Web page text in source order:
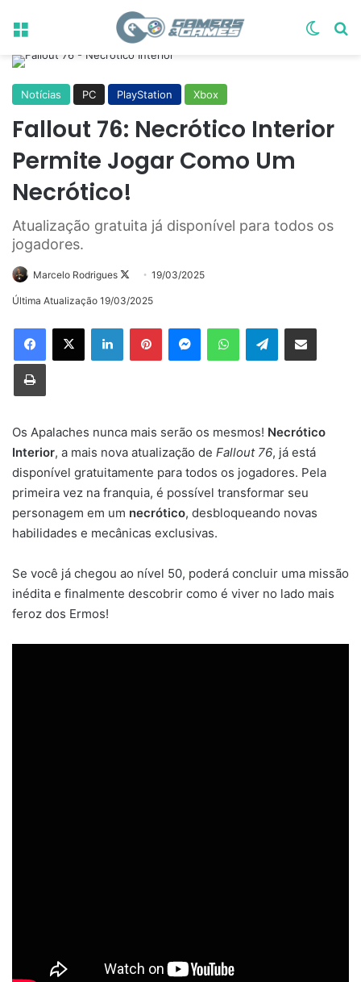
Menu
Notícias PC PlayStation Xbox
Fallout 76: Necrótico Interior
Permite Jogar Como Um
Necrótico!
Atualização gratuita já disponível para todos os
jogadores.
Marcelo Rodrigues
Follow
on
19/03/2025
Última Atualização 19/03/2025
LinkedinPinterestMessengerWhatsAppTelegramCompartilhar via e-mail
Imprimir
Os Apalaches nunca mais serão os mesmos! Necrótico
Interior, a mais nova atualização de Fallout 76, já está
disponível gratuitamente para todos os jogadores. Pela
primeira vez na franquia, é possível transformar seu
personagem em um necrótico, desbloqueando novas
habilidades e mecânicas exclusivas.
Se você já chegou ao nível 50, poderá concluir uma missão
inédita e finalmente descobrir como é viver no lado mais
feroz dos Ermos!